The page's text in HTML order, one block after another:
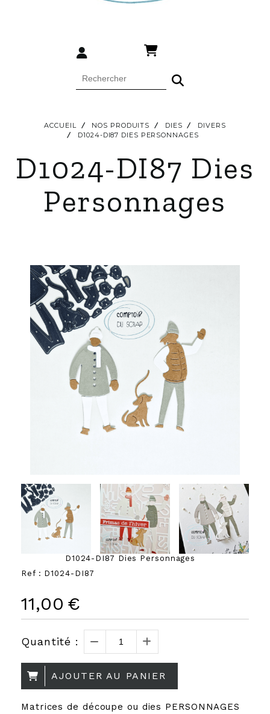
ACCUEIL NOS PRODUITS DIES
DIVERS
D1024-DI87 DIES PERSONNAGES
D1024-DI87 Dies
Personnages
D1024-DI87 Dies Personnages
Ref : D1024-DI87
11,00 €
Quantité :
AJOUTER AU PANIER
Matrices de découpe ou dies PERSONNAGES